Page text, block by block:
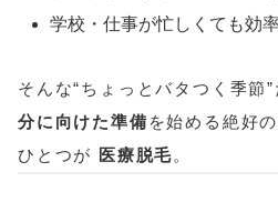
学校・仕事が忙しくても効
そんな“ちょっとバタつく季節”
分に向けた準備 を始める絶好
ひとつが 医療脱毛。